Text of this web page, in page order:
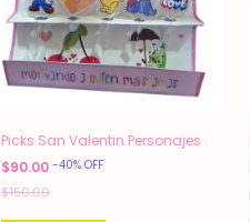
Picks San Valentin Personajes
$90.00 -40% OFF
$150.00